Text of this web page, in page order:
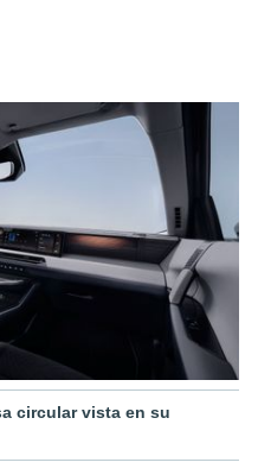
circular vista en su